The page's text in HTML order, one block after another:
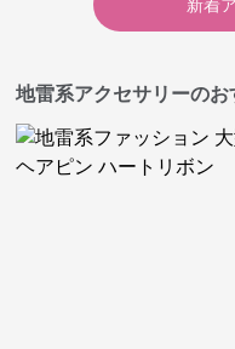
新着
地雷系アクセサリーのお